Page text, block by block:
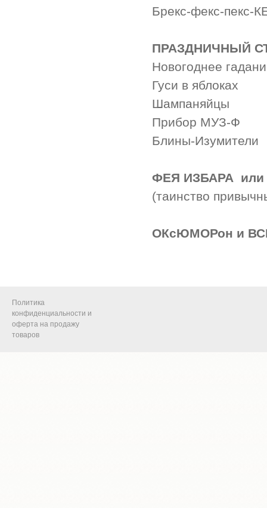
Брекс-фекс-пекс-
ПРАЗДНИЧНЫЙ
Новогоднее
Гуси в яблоках
Шампаняйцы
Прибор МУЗ-Ф
Блины-Изумители
ФЕЯ ИЗБАРА
(таинство
ОКсЮМОРон и
Политика
конфиденциальности и
оферта на продажу
товаров